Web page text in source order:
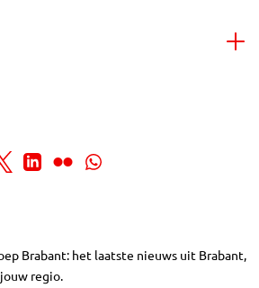
Brabant: het laatste nieuws uit Brabant,
regio.